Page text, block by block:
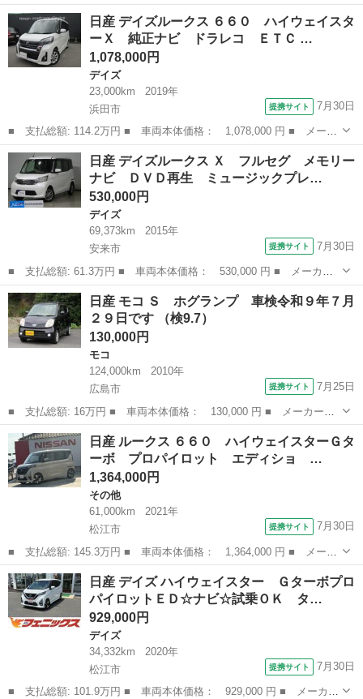
ー名： 日産 ■ 車種名： ルークス ■ グレード名： ＨＳーＸプ
ロパイロット☆ナビ☆全方位Ｍ☆両電動ドア☆試乗ＯＫ ☆プロパイ
ロット☆...
島根 松江市 その他
日産 デイズルークス ６６０ ハイウェイスタ
ーＸ 純正ナビ ドラレコ ＥＴＣ …
1,078,000円
デイズ
23,000km
2019年
浜田市
提携サイト 7月30日
■ 支払総額: 114.2万円 ■ 車両本体価格： 1,078,000 円 ■ メーカ
ー名： 日産 ■ 車種名： デイズルークス ■ グレード名： ６６
０ ハイウェイスターＸ 純正ナビ ドラレコ ＥＴＣ ■ 排気
量： 66...
島根 浜田市 デイズ
日産 デイズルークス Ｘ フルセグ メモリー
ナビ ＤＶＤ再生 ミュージックプレ…
530,000円
デイズ
69,373km
2015年
安来市
提携サイト 7月30日
■ 支払総額: 61.3万円 ■ 車両本体価格： 530,000 円 ■ メーカー
名： 日産 ■ 車種名： デイズルークス ■ グレード名： Ｘ フ
ルセグ メモリーナビ ＤＶＤ再生 ミュージックプレイヤー接続
可 バックカメ...
島根 安来市 デイズ
日産 モコ Ｓ ホグランプ 車検令和９年７月
２９日です （検9.7）
130,000円
モコ
124,000km
2010年
広島市
提携サイト 7月25日
■ 支払総額: 16万円 ■ 車両本体価格： 130,000 円 ■ メーカー
名： 日産 ■ 車種名： モコ ■ グレード名： Ｓ ホグランプ
車検令和９年７月２９日です ■ 排気量： 660cc ■ ドア枚数：
5D ■...
広島 広島市 モコ
日産 ルークス ６６０ ハイウェイスターＧタ
ーボ プロパイロット エディショ …
1,364,000円
その他
61,000km
2021年
松江市
提携サイト 7月30日
■ 支払総額: 145.3万円 ■ 車両本体価格： 1,364,000 円 ■ メーカ
ー名： 日産 ■ 車種名： ルークス ■ グレード名： ６６０ ハ
イウェイスターＧターボ プロパイロット エディショ 純正ナビ
全周囲カ...
島根 松江市 その他
日産 デイズ ハイウェイスター Ｇターボプロ
パイロットＥＤ☆ナビ☆試乗ＯＫ タ…
929,000円
デイズ
34,332km
2020年
松江市
提携サイト 7月30日
■ 支払総額: 101.9万円 ■ 車両本体価格： 929,000 円 ■ メーカー